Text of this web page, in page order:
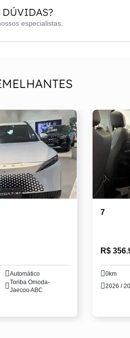
especialistas.
Automático
Toriba Omoda-
Jaecoo ABC
7
R$
0km
2026 /